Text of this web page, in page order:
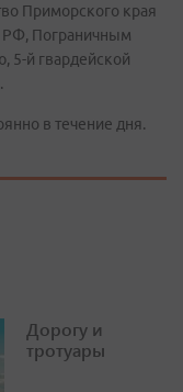
Приморского края
РФ, Пограничным
5-й гвардейской
в течение дня.
Дорогу и
тротуары